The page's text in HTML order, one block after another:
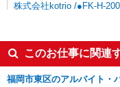
株式会社kotrio /●FK-H-
向か
サポ
時
通費
福
このお仕事に関連
福岡市東区のアルバイト・